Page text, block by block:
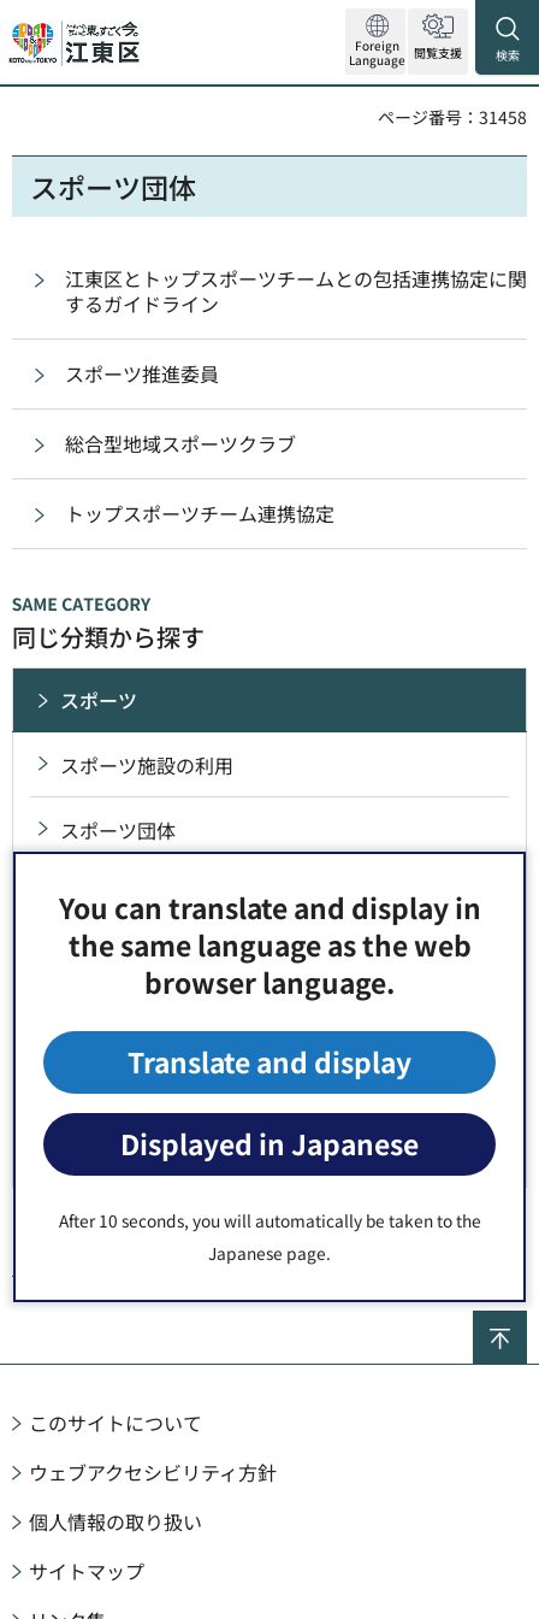
You can translate and display in
the same language as the web
browser language.
Translate and display
Displayed in Japanese
After 10 seconds, you will automatically be taken to the
Japanese page.
Foreign
Language 閲覧支援 検索
ページ番号：31458
スポーツ団体
江東区とトップスポーツチームとの包括連携協定に関
するガイドライン
スポーツ推進委員
総合型地域スポーツクラブ
トップスポーツチーム連携協定
同じ分類から探す
スポーツ
スポーツ施設の利用
スポーツ団体
スポーツイベント
パラスポーツ
江東区スポーツ推進計画（令和7年度～11年度）
人材（講師・指導者等）の紹介
区内活動団体の紹介
文化・観光・スポーツ>スポーツ
このサイトについて
ウェブアクセシビリティ方針
個人情報の取り扱い
サイトマップ